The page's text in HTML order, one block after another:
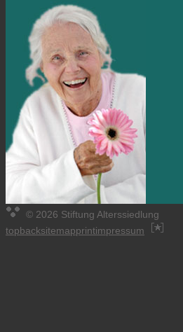
© 2026 Stiftung Alterssiedlung
topbacksitemapprintimpressum